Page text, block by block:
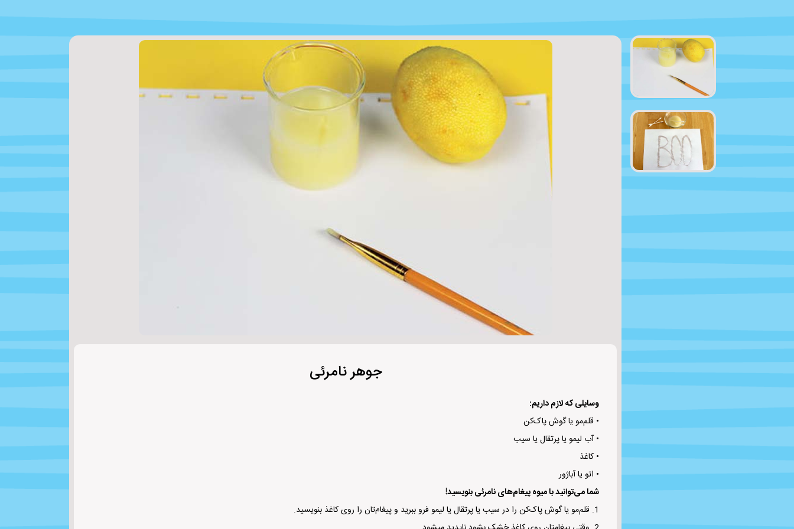
جوهر نامرئی
وسایلی که لازم داریم:
• قلم‌مو یا گوش پاک‌کن
• آب لیمو یا پرتقال یا سیب
• کاغذ
• اتو یا آباژور
شما می‌توانید با میوه پیغام‌های نامرئی بنویسید!
1. قلم‌مو یا گوش‌ پاک‌کن را در سیب یا پرتقال یا لیمو فرو ببرید و پیغام‌تان را روی کاغذ بنویسید.